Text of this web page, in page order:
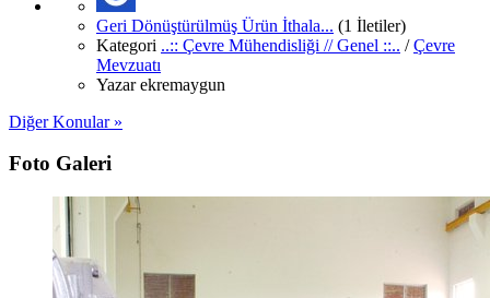
Geri Dönüştürülmüş Ürün İthala... (1 İletiler)
Kategori ..:: Çevre Mühendisliği // Genel ::.. /Çevre
Mevzuatı
Yazarekremaygun
Diğer Konular »
Foto Galeri